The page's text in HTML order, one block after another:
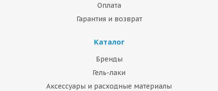
Оплата
Гарантия и возврат
Каталог
Бренды
Гель-лаки
Аксессуары и расходные материалы